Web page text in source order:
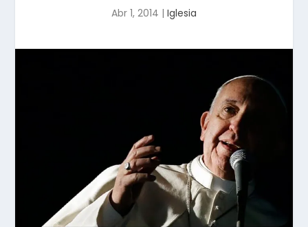
Abr 1, 2014 | Iglesia